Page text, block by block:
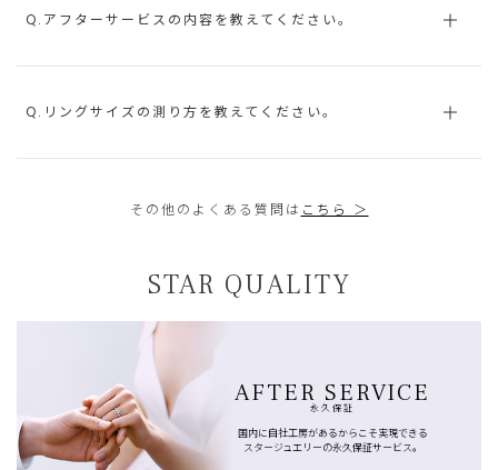
Q.アフターサービスの内容を教えてください。
Q.リングサイズの測り方を教えてください。
その他のよくある質問は こちら ＞
STAR QUALITY
AFTER SERVICE
永久保証
国内に自社工房があるからこそ実現できる
スタージュエリーの永久保証サービス。